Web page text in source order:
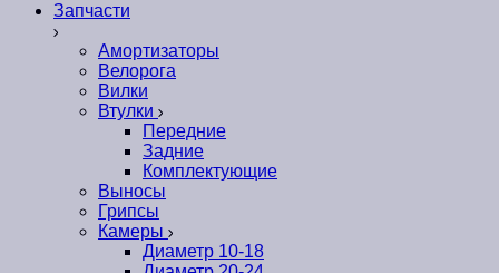
Запчасти
Амортизаторы
Велорога
Вилки
Втулки
Передние
Задние
Комплектующие
Выносы
Грипсы
Камеры
Диаметр 10-18